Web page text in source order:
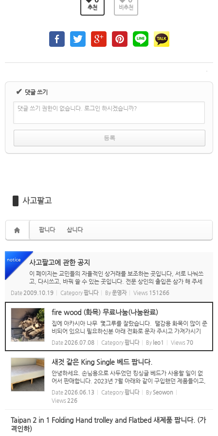
추천 비추천
✔ 댓글 쓰기
댓글 쓰기 권한이 없습니다. 로그인 하시겠습니까?
사고팔고
팝니다 삽니다
notice 사고팔고에 관한 공지
이 페이지는 교민들의 자율적인 상거래를 보조하는 곳입니다, 서로 나눠쓰
고, 다시쓰고, 바꿔 쓸 수 있는 곳입니다. 전문 상인의 출입은 삼가 해 주세
요. 또한, 도품은 취급하지 않습니다. 도품이라고 여기실 경우, 누구든 waik
atokoreanassociation@gmail.com...
Date 2009.10.19 Category팝니다 By운영자 Views 151266
fire wood (화목) 무료나눔(나눔완료)
집에 아카시아 나무 몇그루를 잘랐습니다. 땔감용 화목이 많이 준
비되어 있으니 필요하신분 아래 전화로 문자 주시고 가져가시기
바랍니다. 승용차로도 운반 할수 있을 정도로 작게 잘라 놨습니
다..
Date 2026.07.08 Category팝니다 By leo1 Views 70
새것 같은 King Single 베드 팝니다.
안녕하세요. 손님용으로 사두었던 킹싱글 베드가 사용할 일이 없
어서 판매합니다. 2023년 7월 아래와 같이 구입했던 제품들이고,
아직 영수증도 있습니다. 손님이 오셔서 딱 두밤 잔게 사용의 전부
라 새 제품 같습니다. 매트리스: Budget Furniture $ 599.00 ...
Date 2026.06.13 Category팝니다 By Seowon
Views 226
Taipan 2 in 1 Folding Hand trolley and Flatbed 새제품 팝니다. (가
격인하)